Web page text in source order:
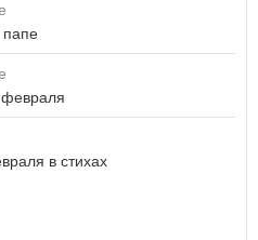
папе
в стихах